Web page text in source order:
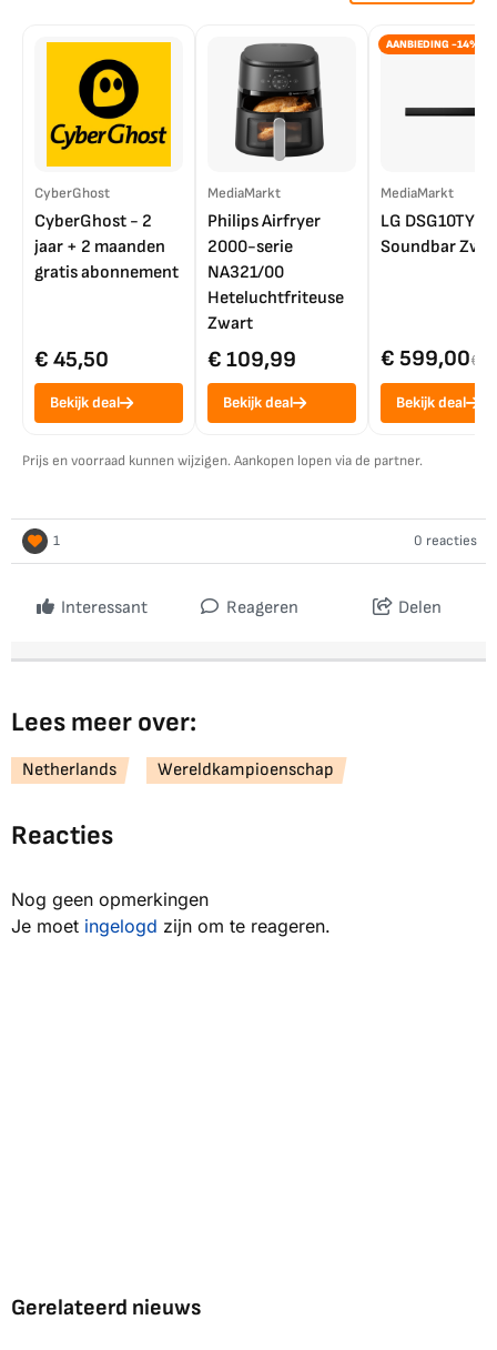
CyberGhost
CyberGhost - 2
jaar + 2 maanden
gratis abonnement
€ 45,50
Bekijk deal
MediaMarkt
Philips Airfryer
2000-serie
NA321/00
Heteluchtfriteuse
Zwart
€ 109,99
Bekijk deal
AANBIEDING -14%
MediaMarkt
LG DSG10TY
Soundbar
€ 599,00€
Bekijk deal
Prijs en voorraad kunnen wijzigen. Aankopen lopen via de partner.
1 0 reacties
Interessant Reageren Delen
Lees meer over:
Netherlands Wereldkampioenschap
Reacties
Nog geen opmerkingen
Je moet ingelogd zijn om te reageren.
Gerelateerd nieuws